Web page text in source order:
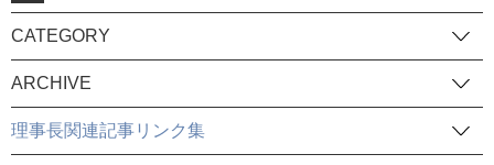
CATEGORY
ARCHIVE
理事長関連記事リンク集